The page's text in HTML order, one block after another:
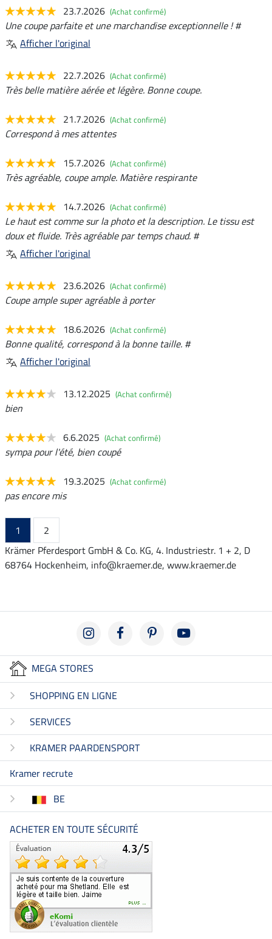
23.7.2026 (Achat confirmé)
Une coupe parfaite et une marchandise exceptionnelle ! #
Afficher l'original
22.7.2026 (Achat confirmé)
Très belle matière aérée et légère. Bonne coupe.
21.7.2026 (Achat confirmé)
Correspond à mes attentes
15.7.2026 (Achat confirmé)
Très agréable, coupe ample. Matière respirante
14.7.2026 (Achat confirmé)
Le haut est comme sur la photo et la description. Le tissu est
doux et fluide. Très agréable par temps chaud. #
Afficher l'original
23.6.2026 (Achat confirmé)
Coupe ample super agréable à porter
18.6.2026 (Achat confirmé)
Bonne qualité, correspond à la bonne taille. #
Afficher l'original
13.12.2025 (Achat confirmé)
bien
6.6.2025 (Achat confirmé)
sympa pour l'été, bien coupé
19.3.2025 (Achat confirmé)
pas encore mis
1
2
Krämer Pferdesport GmbH & Co. KG, 4. Industriestr. 1 + 2, D
68764 Hockenheim, info@kraemer.de, www.kraemer.de
MEGA STORES
SHOPPING EN LIGNE
SERVICES
KRAMER PAARDENSPORT
Kramer recrute
BE
ACHETER EN TOUTE SÉCURITÉ